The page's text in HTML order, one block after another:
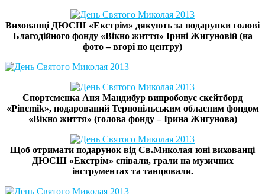
Вихованці ДЮСШ «Екстрім» дякують за подарунки голові
Благодійного фонду «Вікно життя» Ірині Жигуновій (на
фото – вгорі по центру)
Спортсменка Аня Мандибур випробовує скейтборд
«Pincmik», подарований Тернопільським обласним фондом
«Вікно життя» (голова фонду – Ірина Жигунова)
Щоб отримати подарунок від Св.Миколая юні вихованці
ДЮСШ «Екстрім» співали, грали на музичних
інструментах та танцювали.